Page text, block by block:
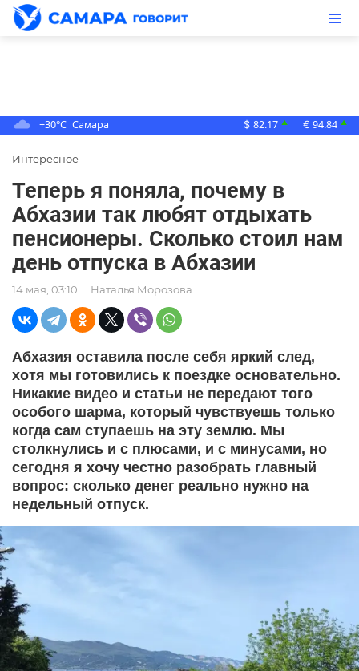
+30°C Самара $ 82.17 ▲ € 94.84 ▲
Интересное
Теперь я поняла, почему в
Абхазии так любят отдыхать
пенсионеры. Сколько стоил нам
день отпуска в Абхазии
14 мая, 03:10 Наталья Морозова
Абхазия оставила после себя яркий след,
хотя мы готовились к поездке основательно.
Никакие видео и статьи не передают того
особого шарма, который чувствуешь только
когда сам ступаешь на эту землю. Мы
столкнулись и с плюсами, и с минусами, но
сегодня я хочу честно разобрать главный
вопрос: сколько денег реально нужно на
недельный отпуск.